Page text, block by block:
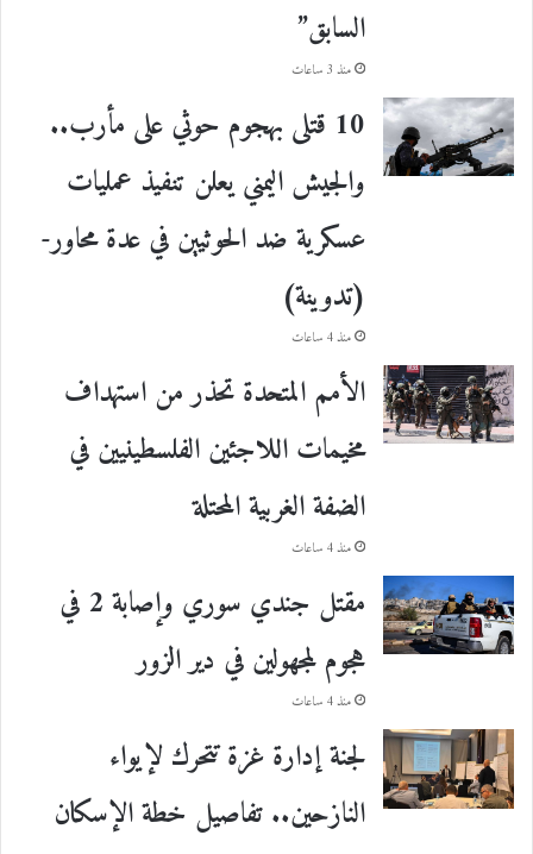
السابق”
منذ 3 ساعات
10 قتلى بهجوم حوثي على مأرب..
والجيش اليمني يعلن تنفيذ عمليات
عسكرية ضد الحوثيين في عدة محاور-
(تدوينة)
منذ 4 ساعات
الأمم المتحدة تحذر من استهداف
مخيمات اللاجئين الفلسطينيين في
الضفة الغربية المحتلة
منذ 4 ساعات
مقتل جندي سوري وإصابة 2 في
هجوم لمجهولين في دير الزور
منذ 4 ساعات
لجنة إدارة غزة تتحرك لإيواء
النازحين.. تفاصيل خطة الإسكان